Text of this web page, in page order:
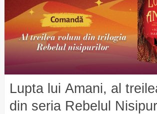
Lupta lui Amani, al
din seria Rebelul